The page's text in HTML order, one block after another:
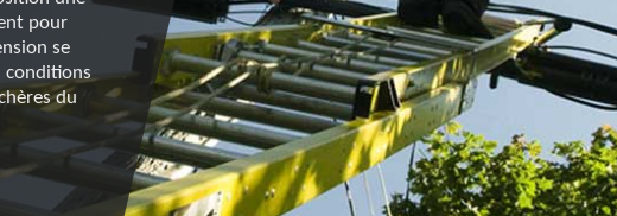
pour
se
conditions
du
Renard 50 met à votre disposition une équipe d’électriciens
qui interviendra pour effectuer un dégagement de fils
électriques avant une taille ou étêtage d’arbre. Pour en savoir
plus, vous pouvez l’appeler pendant les heures de bureau.